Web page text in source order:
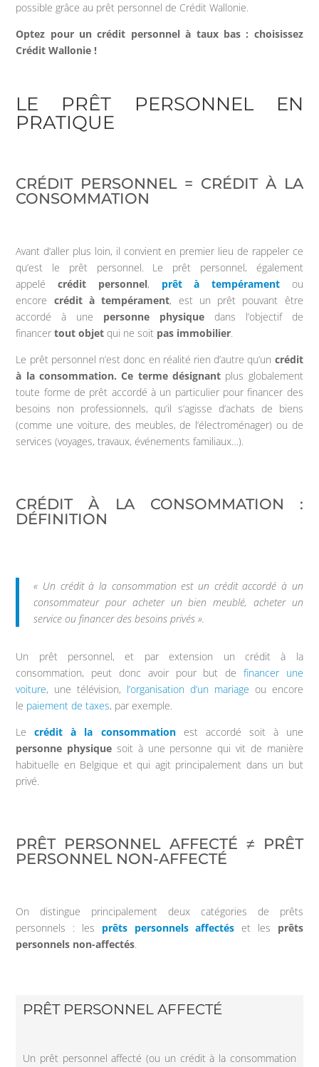
possible grâce au prêt personnel de Crédit Wallonie.
Optez pour un crédit personnel à taux bas : choisissez
Crédit Wallonie !
LE PRÊT PERSONNEL EN
PRATIQUE
CRÉDIT PERSONNEL = CRÉDIT À LA
CONSOMMATION
Avant d’aller plus loin, il convient en premier lieu de rappeler ce
qu’est le prêt personnel. Le prêt personnel, également
appelécrédit personnel, prêt à tempéramentou
encore crédit à tempérament, est un prêt pouvant être
accordé à une personne physiquedans l’objectif de
financertout objet qui ne soit pas immobilier.
Le prêt personnel n’est donc en réalité rien d’autre qu’un crédit
à la consommation. Ce terme désignant plus globalement
toute forme de prêt accordé à un particulier pour financer des
besoins non professionnels, qu’il s’agisse d’achats de biens
(comme une voiture, des meubles, de l’électroménager) ou de
services (voyages, travaux, événements familiaux…).
CRÉDIT À LA CONSOMMATION :
DÉFINITION
« Un crédit à la consommation est un crédit accordé à un
consommateur pour acheter un bien meublé, acheter un
service ou financer des besoins privés ».
Un prêt personnel, et par extension un crédit à la
consommation, peut donc avoir pour but de financer une
voiture, une télévision, l’organisation d’un mariage ou encore
le paiement de taxes, par exemple.
Lecrédit à la consommationest accordé soit à une
personne physique soit à une personne qui vit de manière
habituelle en Belgique et qui agit principalement dans un but
privé.
PRÊT PERSONNEL AFFECTÉ ≠ PRÊT
PERSONNEL NON-AFFECTÉ
On distingue principalement deux catégories de prêts
personnels : les prêts personnels affectés et les prêts
personnels non-affectés.
PRÊT PERSONNEL AFFECTÉ
Un prêt personnel affecté (ou un crédit à la consommation